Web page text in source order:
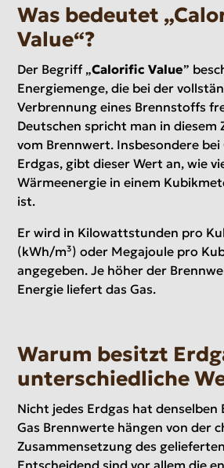
Was bedeutet
Value“?
Der Begriff „Calorific Value”
Energiemenge, die bei der
Verbrennung eines Brennstoffs
Deutschen spricht man in diesem
vom Brennwert. Insbesondere bei
Erdgas, gibt dieser Wert an, wie
Wärmeenergie in einem
ist.
Er wird in Kilowattstunden pro
(kWh/m³) oder Megajoule pro
angegeben. Je höher der
Energie liefert das Gas.
Warum besitzt
unterschiedliche
Nicht jedes Erdgas hat denselben
Gas Brennwerte hängen von der
Zusammensetzung des
Entscheidend sind vor allem die